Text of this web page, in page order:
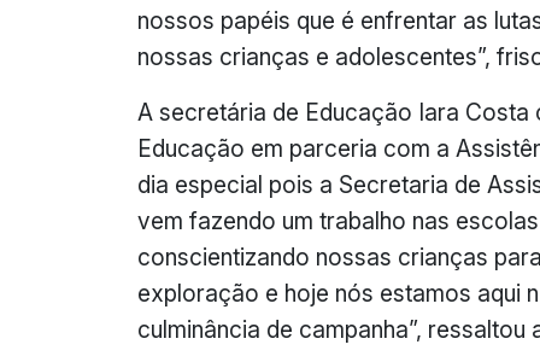
nossos papéis que é enfrentar as
nossas crianças e adolescentes”,
A secretária de Educação Iara
Educação em parceria com a
dia especial pois a Secretaria de
vem fazendo um trabalho nas
conscientizando nossas crianças
exploração e hoje nós estamos aqui
culminância de campanha”,